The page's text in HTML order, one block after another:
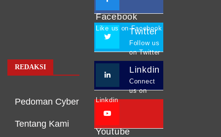
REDAKSI
Pedoman Cyber
Tentang Kami
Facebook
Like us on Facebook
Twitter
Follow us
on Twitter
Linkdin
Connect
us on
Linkdin
Youtube